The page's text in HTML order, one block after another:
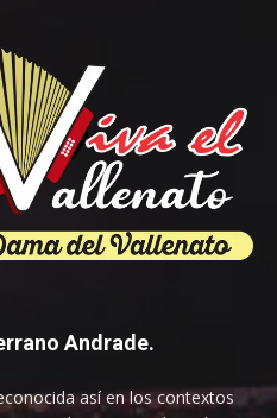
Andrade.
así en los contextos